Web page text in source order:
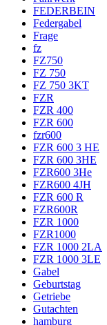
FEDERBEIN
Federgabel
Frage
fz
FZ750
FZ 750
FZ 750 3KT
FZR
FZR 400
FZR 600
fzr600
FZR 600 3 HE
FZR 600 3HE
FZR600 3He
FZR600 4JH
FZR 600 R
FZR600R
FZR 1000
FZR1000
FZR 1000 2LA
FZR 1000 3LE
Gabel
Geburtstag
Getriebe
Gutachten
hamburg